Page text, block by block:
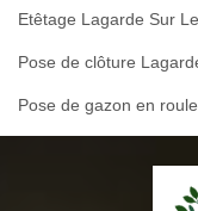
Etêtage Lagarde Sur
Pose de clôture
Pose de gazon en